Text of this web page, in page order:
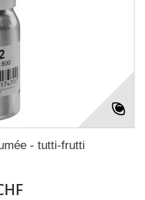
- tutti-frutti